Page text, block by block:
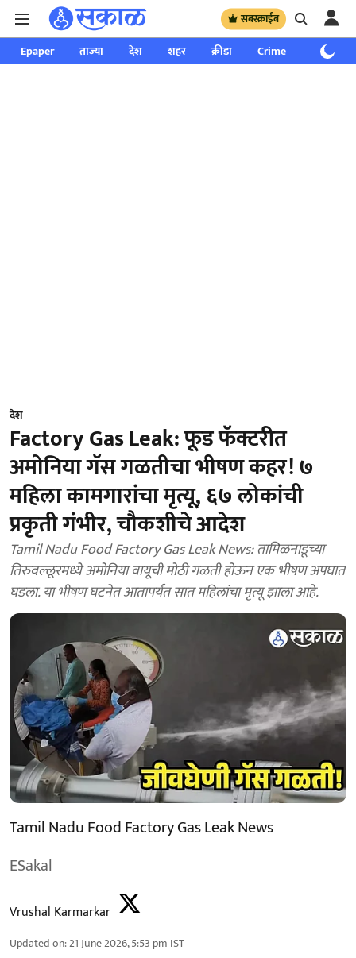
सबस्क्राईब
Epaper ताज्या देश शहर क्रीडा Crime साप्ताहिक
देश
Factory Gas Leak: फूड फॅक्टरीत
अमोनिया गॅस गळतीचा भीषण कहर! ७
महिला कामगारांचा मृत्यू, ६७ लोकांची
प्रकृती गंभीर, चौकशीचे आदेश
Tamil Nadu Food Factory Gas Leak News: तामिळनाडूच्या
तिरुवल्लूरमध्ये अमोनिया वायूची मोठी गळती होऊन एक भीषण अपघात
घडला. या भीषण घटनेत आतापर्यंत सात महिलांचा मृत्यू झाला आहे.
Tamil Nadu Food Factory Gas Leak News
ESakal
Vrushal Karmarkar
Updated on:21 June 2026, 5:53 pm IST